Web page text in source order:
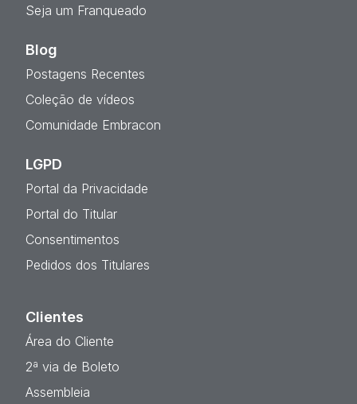
Seja um Franqueado
Blog
Postagens Recentes
Coleção de vídeos
Comunidade Embracon
LGPD
Portal da Privacidade
Portal do Titular
Consentimentos
Pedidos dos Titulares
Clientes
Área do Cliente
2ª via de Boleto
Assembleia